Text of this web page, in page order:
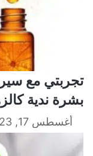
تجربتي مع
بشرة ندية
أغسطس 17, 2023